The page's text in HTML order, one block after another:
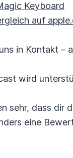
Keyboard
auf
in Kontakt –
wird
sehr, dass dir
eine